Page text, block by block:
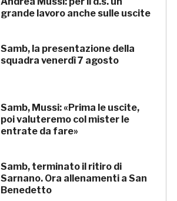
grande lavoro anche sulle uscite
Samb, la presentazione della
squadra venerdì 7 agosto
Samb, Mussi: «Prima le uscite,
poi valuteremo col mister le
entrate da fare»
Samb, terminato il ritiro di
Sarnano. Ora allenamenti a San
Benedetto